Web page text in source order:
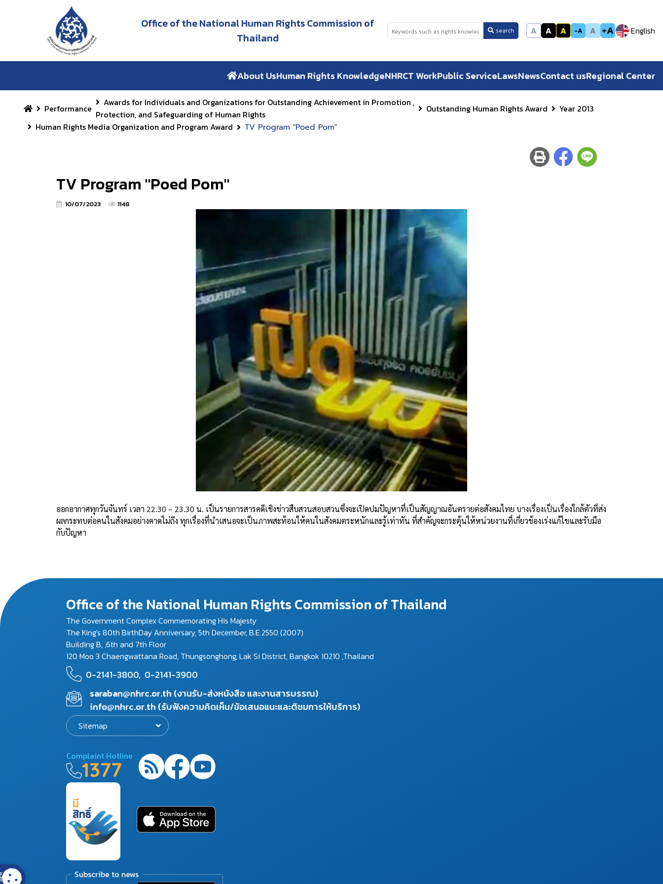
Office of the National Human Rights Commission of
Thailand
search A A A -A A +A English
About UsHuman Rights KnowledgeNHRCT WorkPublic ServiceLawsNewsContact usRegional Center
Performance
Awards for Individuals and Organizations for Outstanding Achievement in Promotion ,
Protection, and Safeguarding of Human Rights
Outstanding Human Rights Award
Year 2013
Human Rights Media Organization and Program Award
TV Program "Poed Pom"
TV Program "Poed Pom"
10/07/2023 1148
ออกอากาศทุกวันจันทร์ เวลา 22.30 – 23.30 น. เป็นรายการสารคดีเชิงข่าวสืบสวนสอบสวนซึ่งจะเปิดปมปัญหาที่เป็นสัญญาณอันตรายต่อสังคมไทย บางเรื่องเป็นเรื่องใกล้ตัวที่ส่ง
ผลกระทบต่อคนในสังคมอย่างคาดไม่ถึง ทุกเรื่องที่นำเสนอจะเป็นภาพสะท้อนให้คนในสังคมตระหนักและรู้เท่าทัน ที่สำคัญจะกระตุ้นให้หน่วยงานที่เกี่ยวข้องเร่งแก้ไขและรับมือ
กับปัญหา
Office of the National Human Rights Commission of Thailand
The Government Complex Commemorating His Majesty
The King's 80th BirthDay Anniversary, 5th December, B.E.2550 (2007)
Building B, ,6th and 7th Floor
120 Moo 3 Chaengwattana Road, Thungsonghong, Lak Si District, Bangkok 10210 ,Thailand
0-2141-3800, 0-2141-3900
saraban@nhrc.or.th (งานรับ-ส่งหนังสือ และงานสารบรรณ)
info@nhrc.or.th (รับฟังความคิดเห็น/ข้อเสนอแนะและติชมการให้บริการ)
Sitemap
Complaint Hotline
1377
Subscribe to news